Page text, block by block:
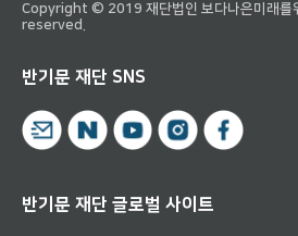
Copyright © 2019 재단법인 보다나은미래를
reserved.
반기문 재단 SNS
반기문 재단 글로벌 사이트